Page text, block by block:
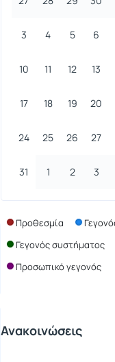
3 4 5 6
10 11 12 13
17 18 19 20
24 25 26 27
31 1 2 3
Προθεσμία
Γεγονός συστήματος
Προσωπικό γεγονός
Ανακοινώσεις